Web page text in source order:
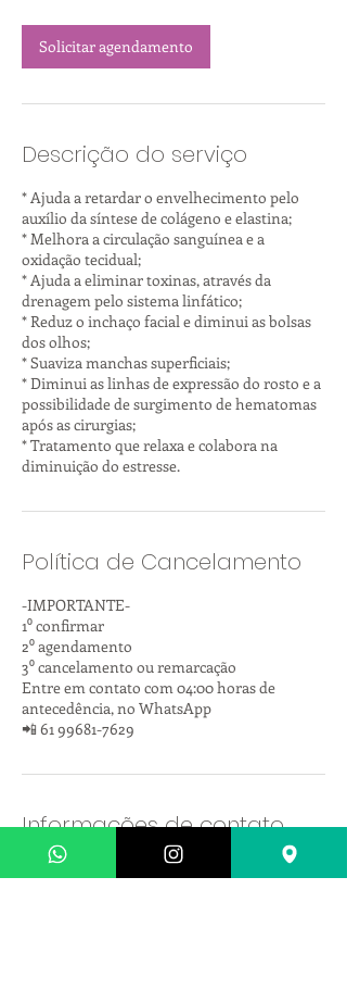
Solicitar agendamento
Descrição do serviço
* Ajuda a retardar o envelhecimento pelo
auxílio da síntese de colágeno e elastina;
* Melhora a circulação sanguínea e a
oxidação tecidual;
* Ajuda a eliminar toxinas, através da
drenagem pelo sistema linfático;
* Reduz o inchaço facial e diminui as bolsas
dos olhos;
* Suaviza manchas superficiais;
* Diminui as linhas de expressão do rosto e a
possibilidade de surgimento de hematomas
após as cirurgias;
* Tratamento que relaxa e colabora na
diminuição do estresse.
Política de Cancelamento
-IMPORTANTE-
1⁰ confirmar
2⁰ agendamento
3⁰ cancelamento ou remarcação
Entre em contato com 04:00 horas de
antecedência, no WhatsApp
📲 61 99681-7629
Informações de contato
Massagem Lago Sul - Shantala Spa - QI 13,